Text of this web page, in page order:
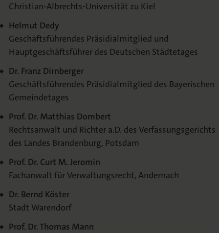
Christian-Albrechts-Universität zu Kiel
Helmut Dedy
Geschäftsführendes Präsidialmitglied und
Hauptgeschäftsführer des Deutschen Städtetages
Dr. Franz Dirnberger
Geschäftsführendes Präsidialmitglied des Bayerischen
Gemeindetages
Prof. Dr. Matthias Dombert
Rechtsanwalt und Richter a.D. des Verfassungsgerichts
des Landes Brandenburg, Potsdam
Prof. Dr. Curt M. Jeromin
Fachanwalt für Verwaltungsrecht, Andernach
Dr. Bernd Köster
Stadt Warendorf
Prof. Dr. Thomas Mann